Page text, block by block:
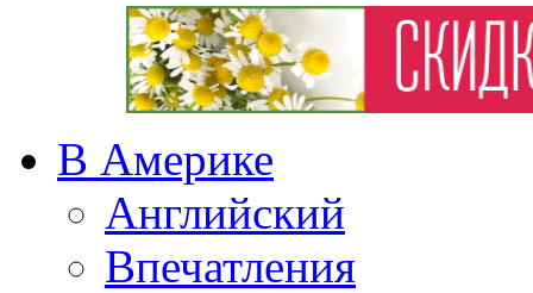
В Америке
Английский
Впечатления